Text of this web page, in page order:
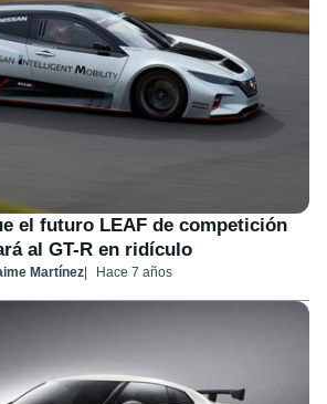
el futuro LEAF de competición
al GT-R en ridículo
Martínez Hace 7 años